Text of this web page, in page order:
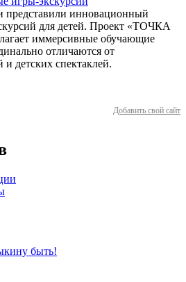
инновационный
для детей. Проект «ТОЧКА
иммерсивные обучающие
отличаются от
детских спектаклей.
Добавить свой сайт
быть!